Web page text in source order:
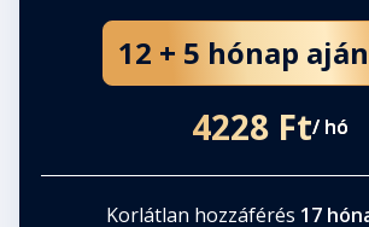
12 + 5 hónap
4228 Ft/ hó
Korlátlan hozzáférés 17